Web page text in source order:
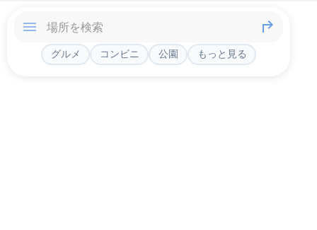
グルメ コンビニ 公園 もっと見る